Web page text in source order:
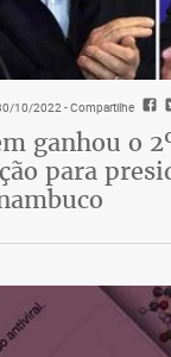
10/2022- Compartilhe
ganhou o
para